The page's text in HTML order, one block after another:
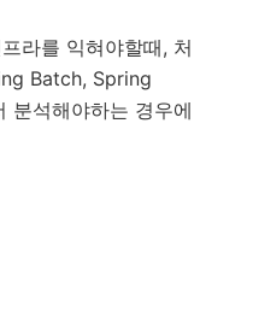
라를 익혀야할때, 처
Batch, Spring
분석해야하는 경우에